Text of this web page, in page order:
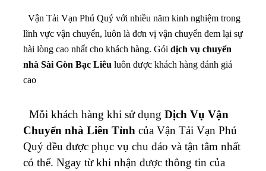
Vận Tải Vạn Phú Quý với nhiều năm kinh nghiệm trong
lĩnh vực vận chuyển, luôn là đơn vị vận chuyển đem lại sự
hài lòng cao nhất cho khách hàng. Gói dịch vụ chuyển
nhà Sài Gòn Bạc Liêu luôn được khách hàng đánh giá
cao
Mỗi khách hàng khi sử dụng Dịch Vụ Vận
Chuyển nhà Liên Tỉnh của Vận Tải Vạn Phú
Quý đều được phục vụ chu đáo và tận tâm nhất
có thể. Ngay từ khi nhận được thông tin của